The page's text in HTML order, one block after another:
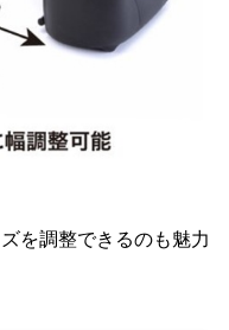
を調整できるのも魅力